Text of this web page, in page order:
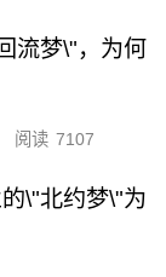
流梦\"，为何
阅读 7107
\"北约梦\"为